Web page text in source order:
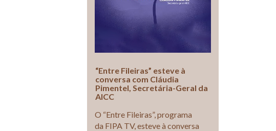
“Entre Fileiras” esteve à
conversa com Cláudia
Pimentel, Secretária-Geral da
AICC
O “Entre Fileiras”, programa
da FIPA TV, esteve à conversa